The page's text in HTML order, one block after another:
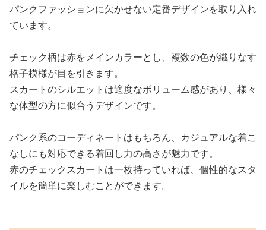
パンクファッションに欠かせない定番デザインを取り入れ
ています。
チェック柄は赤をメインカラーとし、複数の色が織りなす
格子模様が目を引きます。
スカートのシルエットは適度なボリューム感があり、様々
な体型の方に似合うデザインです。
パンク系のコーディネートはもちろん、カジュアルな着こ
なしにも対応できる着回し力の高さが魅力です。
赤のチェックスカートは一枚持っていれば、個性的なスタ
イルを簡単に楽しむことができます。